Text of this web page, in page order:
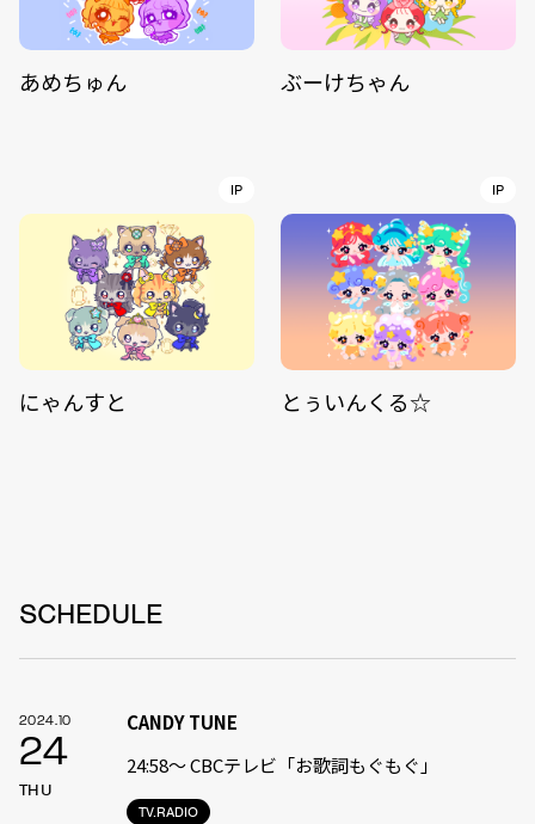
あめちゅん ぶーけちゃん
IP
にゃんすと
IP
とぅいんくる☆
SCHEDULE
2024.10
24
THU
TV.RADIO
CANDY TUNE
24:58〜 CBCテレビ「お歌詞もぐもぐ」